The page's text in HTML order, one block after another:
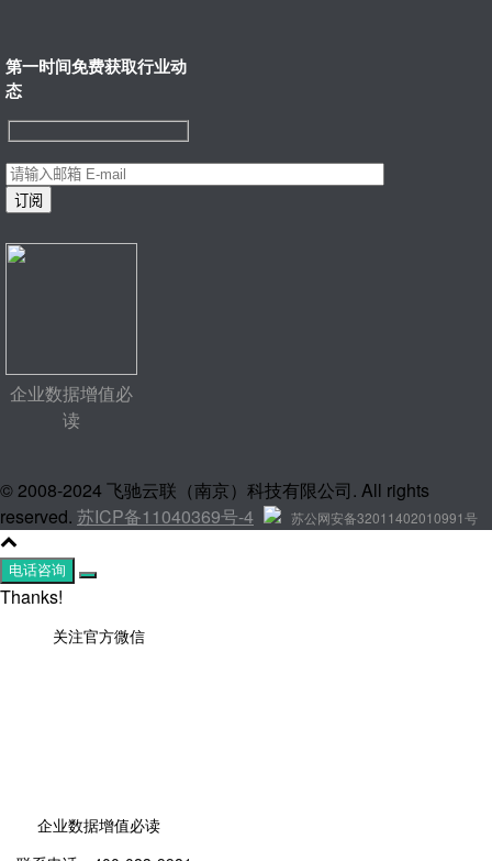
第一时间免费获取行业动
态
企业数据增值必
读
© 2008-2024 飞驰云联（南京）科技有限公司. All rights
reserved. 苏ICP备11040369号-4 苏公网安备32011402010991号
电话咨询
Thanks!
关注官方微信
企业数据增值必读